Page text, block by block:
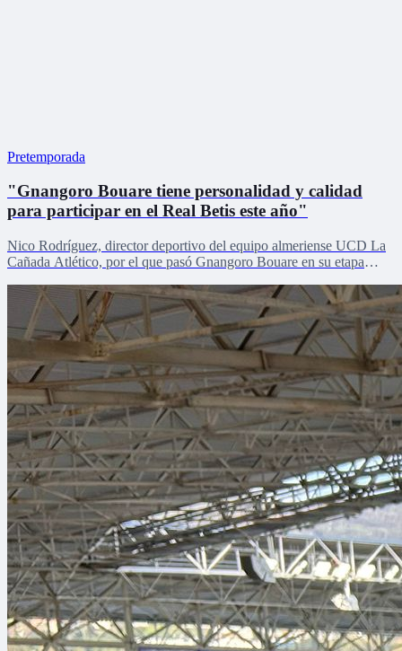
Pretemporada
"Gnangoro Bouare tiene personalidad y calidad
para participar en el Real Betis este año"
Nico Rodríguez, director deportivo del equipo almeriense UCD La
Cañada Atlético, por el que pasó Gnangoro Bouare en su etapa
cantera en la pretemporada verdiblanca con Zona Mixta.